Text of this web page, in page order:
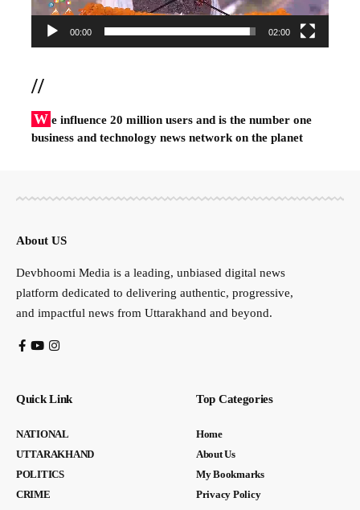
00:00 02:00
//
W e influence 20 million users and is the number one
business and technology news network on the planet
About US
Devbhoomi Media is a leading, unbiased digital news
platform dedicated to delivering authentic, progressive,
and impactful news from Uttarakhand and beyond.
Quick Link
NATIONAL
UTTARAKHAND
POLITICS
CRIME
Top Categories
Home
About Us
My Bookmarks
Privacy Policy